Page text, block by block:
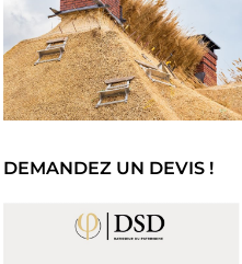
DEMANDEZ UN DEVIS !